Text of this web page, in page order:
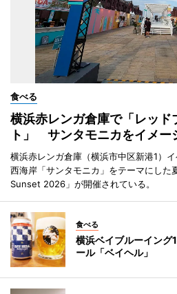
食べる
横浜赤レンガ倉庫で「レッド
ト」 サンタモニカをイメ
横浜赤レンガ倉庫（横浜市中区新港1）
西海岸「サンタモニカ」をテーマにした
Sunset 2026」が開催されている。
食べる
横浜ベイブルーイン
ール「ベイヘル」